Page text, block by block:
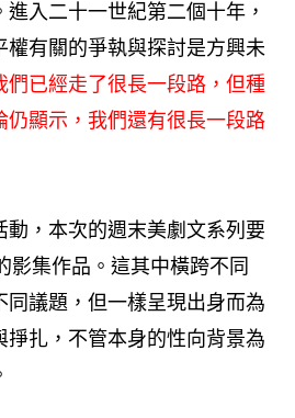
入二十一世紀第二個十年，
權有關的爭執與探討是方興未
們已經走了很長一段路，但種
仍顯示，我們還有很長一段路
動，本次的週末美劇文系列要
影集作品。這其中橫跨不同
同議題，但一樣呈現出身而為
掙扎，不管本身的性向背景為